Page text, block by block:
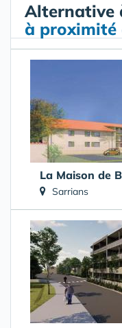
Alternative
à proximité
La Maison de
Sarrians